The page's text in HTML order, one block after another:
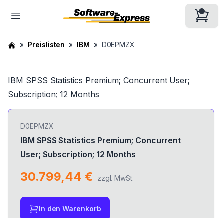
Preislisten IBM D0EPMZX
IBM SPSS Statistics Premium; Concurrent User;
Subscription; 12 Months
D0EPMZX
IBM SPSS Statistics Premium; Concurrent
User; Subscription; 12 Months
30.799,44 € zzgl. MwSt.
In den Warenkorb